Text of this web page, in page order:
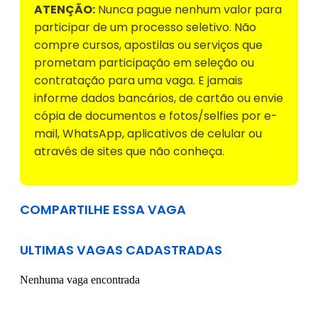
ATENÇÃO: Nunca pague nenhum valor para
participar de um processo seletivo. Não
compre cursos, apostilas ou serviços que
prometam participação em seleção ou
contratação para uma vaga. E jamais
informe dados bancários, de cartão ou envie
cópia de documentos e fotos/selfies por e-
mail, WhatsApp, aplicativos de celular ou
através de sites que não conheça.
COMPARTILHE ESSA VAGA
ULTIMAS VAGAS CADASTRADAS
Nenhuma vaga encontrada